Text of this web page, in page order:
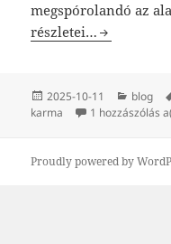
megspórolandó az
Backinshape reloaded.
részletei…
Közzétéve
2025-10-11 blog
karma
1 hozzászólás
Proudly powered by